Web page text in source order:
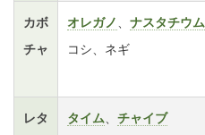
カボ
チャ
オレガノ ナスタチウム
コシ、ネギ
レタ
タイム チャイブ